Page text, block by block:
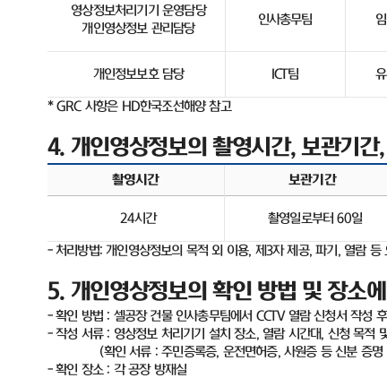
영상정보처리기기 운영담당
개인영상정보 관리담당
인사총무팀
개인정보보호 담당 ICT팀
* GRC 사항은HD한국조선해양 참고
4. 개인영상정보의 촬영시간, 보관기간,
촬영시간 보관기간
24시간 촬영일로부터60일
-처리방법:개인영상정보의 목적 외 이용, 제 3자 제공,파기 , 열람 등
5. 개인영상정보의 확인 방법 및 장소
-확인 방법 : 셀공장 건물 인사총무팀에서 CCTV 열람 신청서 작성
-작성 서류: 영상정보 처리기기 설치 장소, 열람 시간대, 신청 목적
(확인 서류 :주민증록증, 운전면허증, 사원증 등 신분 증명
-확인 장소 : 각 공장 방재실